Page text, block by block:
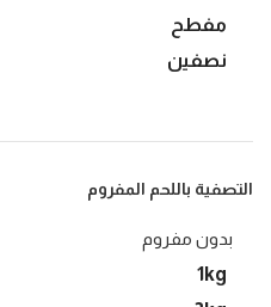
مفطح
نصفين
التصفية باللحم المفروم
بدون مفروم
1kg